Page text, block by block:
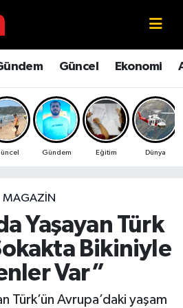
Güncel Ekonomi
Gündem Eğitim Dünya
MAGAZIN
Yaşayan Türk
Bikiniyle
Var”
Türk’ün Avrupa’daki yaşam
Sokak Röportajları
Nöbetçi Eczaneler
Hava Durumu
Namaz Vakitleri
Yoğunluk Haritası
ve Fikstür